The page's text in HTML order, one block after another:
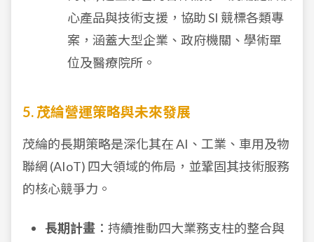
心產品與技術支援，協助 SI 競標各類專
案，涵蓋大型企業、政府機關、學術單
位及醫療院所。
5. 茂綸營運策略與未來發展
茂綸的長期策略是深化其在 AI、工業、車用及物
聯網 (AIoT) 四大領域的佈局，並鞏固其技術服務
的核心競爭力。
長期計畫 ：持續推動四大業務支柱的整合與